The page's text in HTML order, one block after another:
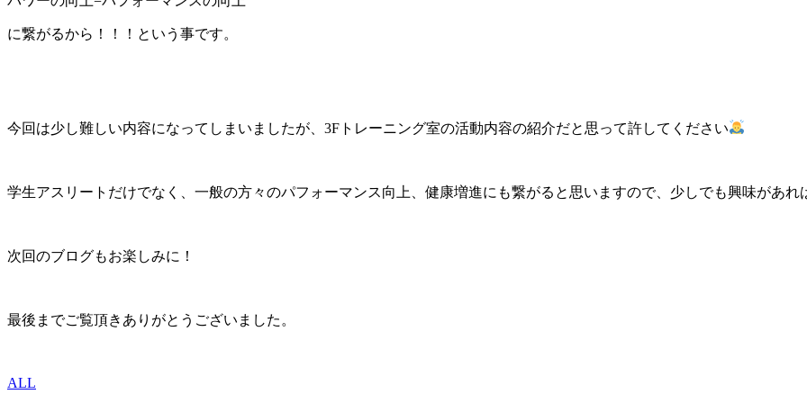
に繋がるから！！！という事です。
今回は少し難しい内容になってしまいましたが、3Fトレーニング室の活動内容の紹介だと思って許してください
学生アスリートだけでなく、一般の方々のパフォーマンス向上、健康増進にも繋がると思いますので、少しでも興味があれ
次回のブログもお楽しみに！
最後までご覧頂きありがとうございました。
ALL